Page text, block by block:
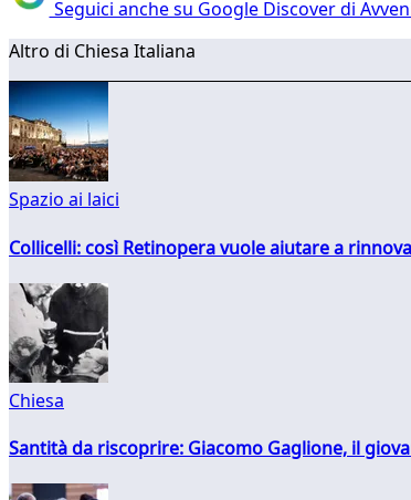
Seguici anche su Google Discover di
Altro di Chiesa Italiana
Spazio ai laici
Collicelli: così Retinopera vuole aiutare a
Chiesa
Santità da riscoprire: Giacomo Gaglione, il